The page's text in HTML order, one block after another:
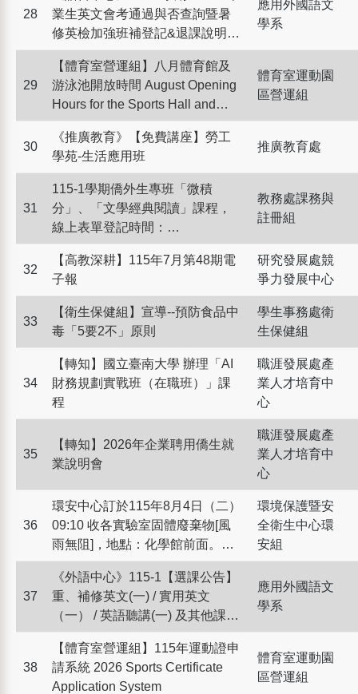
28
業生英文會考通過與否查詢暨暑
修英檢加強班補登記&退課說明
(詳內說明)
應用外國語文
學系
29
【體育室營運組】八月體育館及
游泳池開放時間 August Opening
Hours for the Sports Hall and
Swimming Pool
體育室運動園
區營運組
30
《推廣教育》【免費講座】勞工
學苑-生活應用班
推廣教育處
31
115-1學期僑外生專班「微積
分」、「文學經典閱讀」課程，
線上表單登記時間：
115/8/4(二)0:00起至
115/9/21(一)08:00止。 115-1
semester the "Calculus" and "
Chinese Literature Classics "
courses for the Overseas
Chinese and foreign students, the
online form will register from
00:00 on August, 4th (Tue.) to
08:00 on September, 21st (Mon.)
教務處課務與
註冊組
32
【高教深耕】115年7月第48期電
子報
研究發展處競
爭力發展中心
33
【衛生保健組】宣導--預防食品中
毒「5要2不」原則
學生事務處衛
生保健組
34
【轉知】國立臺南大學 辦理「AI
財務規劃實戰班（在職班）」課
程
職涯發展處產
業人才培育中
心
35
【轉知】2026年企業聘用僑生就
業說明會
職涯發展處產
業人才培育中
心
36
環安中心訂於115年8月4日（二）
09:10 收各實驗室固體廢棄物[風
雨無阻]，地點：化學館前面。同
日，收完實驗室廢棄物後到衛保
組收醫療廢棄物
環境保護暨安
全衛生中心環
安組
37
《外語中心》115-1【選課公告】
重、補修英文(一) / 實用英文
（一） / 英語聽講(一) 及其他課程
選課資訊
應用外國語文
學系
38
【體育室營運組】115年運動證申
請系統 2026 Sports Certificate
Application System
體育室運動園
區營運組